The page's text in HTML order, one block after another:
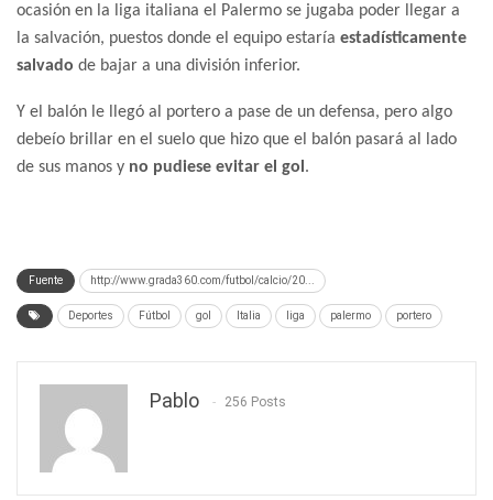
ocasión en la liga italiana el Palermo se jugaba poder llegar a
la salvación, puestos donde el equipo estaría estadísticamente
salvado de bajar a una división inferior.
Y el balón le llegó al portero a pase de un defensa, pero algo
debeío brillar en el suelo que hizo que el balón pasará al lado
de sus manos y no pudiese evitar el gol .
Fuente http://www.grada360.com/futbol/calcio/20...
Deportes Fútbol gol Italia liga palermo portero
Pablo 256 Posts